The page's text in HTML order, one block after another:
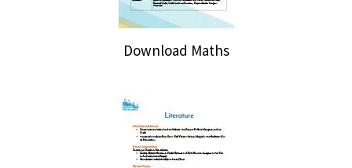
Download Maths